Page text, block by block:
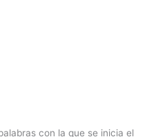
con la que se inicia el